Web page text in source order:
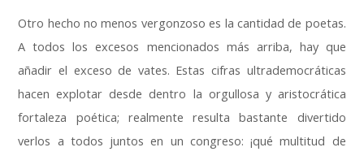
Otro hecho no menos vergonzoso es la cantidad de poetas.
A todos los excesos mencionados más arriba, hay que
añadir el exceso de vates. Estas cifras ultrademocráticas
hacen explotar desde dentro la orgullosa y aristocrática
fortaleza poética; realmente resulta bastante divertido
verlos a todos juntos en un congreso:¡qué multitud de